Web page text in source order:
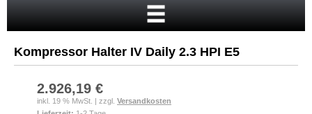
Mein Konto
Neukunde?
Kasse
Kompressor Halter IV Daily 2.3 HPI E5
2.926,19 €
inkl. 19 % MwSt. | zzgl. Versandkosten